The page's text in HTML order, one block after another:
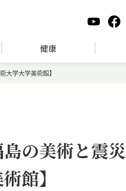
健康
大学大学美術館】
の美術と震災
館】